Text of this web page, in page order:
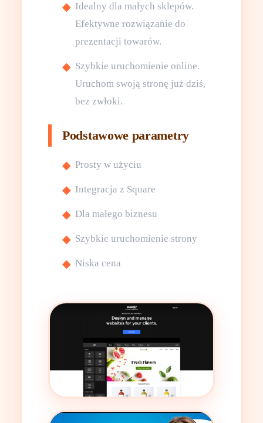
Idealny dla małych sklepów.
Efektywne rozwiązanie do
prezentacji towarów.
Szybkie uruchomienie online.
Uruchom swoją stronę już dziś,
bez zwłoki.
Podstawowe parametry
Prosty w użyciu
Integracja z Square
Dla małego biznesu
Szybkie uruchomienie strony
Niska cena